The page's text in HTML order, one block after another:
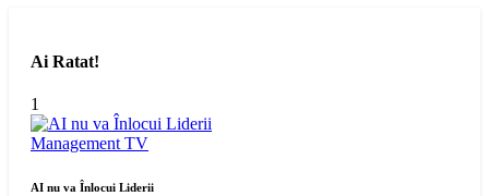
Ai Ratat!
1
Management TV
AI nu va Înlocui Liderii